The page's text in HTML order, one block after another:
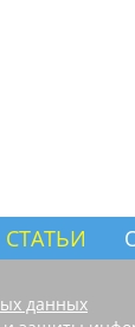
СТАТЬИ
данных